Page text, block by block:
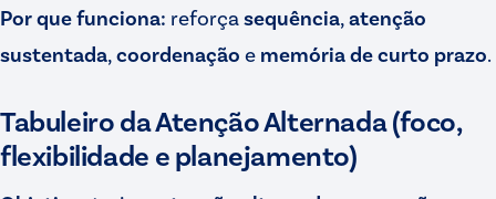
Por que funciona: reforçasequência,atenção
sustentada,coordenação e memória de curto prazo.
Tabuleiro da Atenção Alternada (foco,
flexibilidade e planejamento)